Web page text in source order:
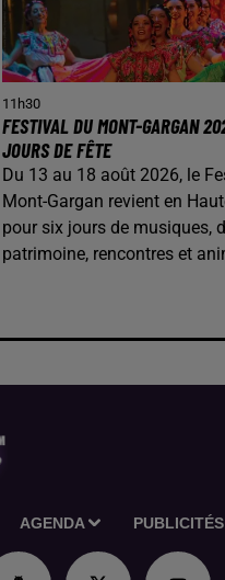
11h30
FESTIVAL DU MONT-GARGAN
JOURS DE FÊTE
Du 13 au 18 août 2026, le
Mont-Gargan revient en
pour six jours de musiques,
patrimoine, rencontres et
AGENDA PUBLICITÉS